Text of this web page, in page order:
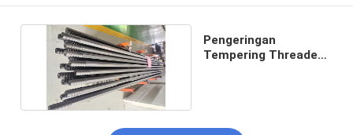
Pengeringan
Tempering Threaded